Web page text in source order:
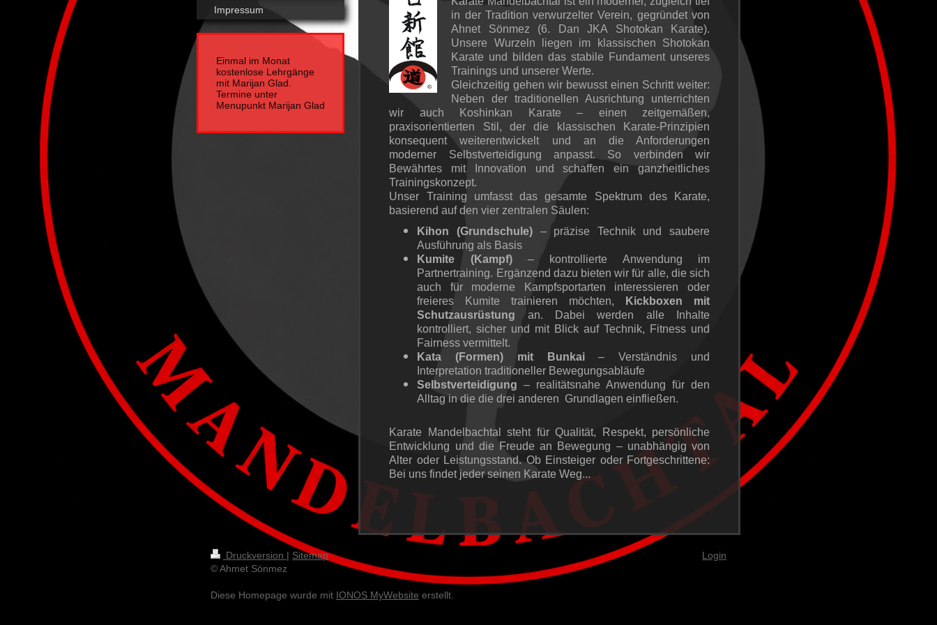
Impressum
Einmal im Monat
kostenlose Lehrgänge
mit Marijan Glad.
Termine unter
Menupunkt Marijan Glad
in der Tradition verwurzelter Verein, gegründet von
Ahnet Sönmez (6. Dan JKA Shotokan Karate).
Unsere Wurzeln liegen im klassischen Shotokan
Karate und bilden das stabile Fundament unseres
Trainings und unserer Werte.
Gleichzeitig gehen wir bewusst einen Schritt weiter:
Neben der traditionellen Ausrichtung unterrichten
wir auch Koshinkan Karate – einen zeitgemäßen,
praxisorientierten Stil, der die klassischen Karate-Prinzipien
konsequent weiterentwickelt und an die Anforderungen
moderner Selbstverteidigung anpasst. So verbinden wir
Bewährtes mit Innovation und schaffen ein ganzheitliches
Trainingskonzept.
Unser Training umfasst das gesamte Spektrum des Karate,
basierend auf den vier zentralen Säulen:
Kihon (Grundschule)– präzise Technik und saubere
Ausführung als Basis
Kumite (Kampf)– kontrollierte Anwendung im
Partnertraining. Ergänzend dazu bieten wir für alle, die sich
auch für moderne Kampfsportarten interessieren oder
freieres Kumite trainieren möchten,
Kickboxen mit
Schutzausrüstung an. Dabei werden alle Inhalte
kontrolliert, sicher und mit Blick auf Technik, Fitness und
Fairness vermittelt.
Kata (Formen) mit Bunkai– Verständnis und
Interpretation traditioneller Bewegungsabläufe
Selbstverteidigung – realitätsnahe Anwendung für den
Alltag in die die drei anderen Grundlagen einfließen.
Karate Mandelbachtal steht für Qualität, Respekt, persönliche
Entwicklung und die Freude an Bewegung – unabhängig von
Alter oder Leistungsstand. Ob Einsteiger oder Fortgeschrittene:
Bei uns findet jeder seinen Karate Weg...
Druckversion | Sitemap
© Ahmet Sönmez
Diese Homepage wurde mit IONOS MyWebsite erstellt.
Login